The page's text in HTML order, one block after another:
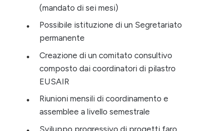
(mandato di sei mesi)
Possibile istituzione di un Segretariato
permanente
Creazione di un comitato consultivo
composto dai coordinatori di pilastro
EUSAIR
Riunioni mensili di coordinamento e
assemblee a livello semestrale
Sviluppo progressivo di progetti faro